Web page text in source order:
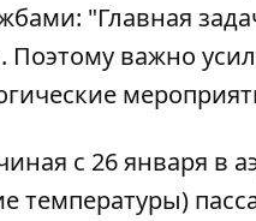
"Главная
важно
с 26 января в
температуры)